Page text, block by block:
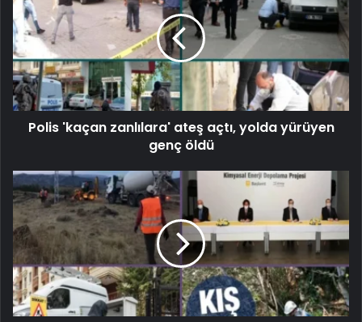
Polis 'kaçan zanlılara' ateş açtı, yolda yürüyen
genç öldü